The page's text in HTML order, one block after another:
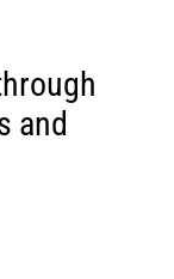
and